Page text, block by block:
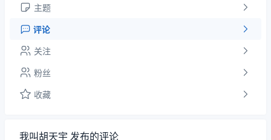
主题
评论
关注
粉丝
收藏
我叫胡天宇 发布的评论